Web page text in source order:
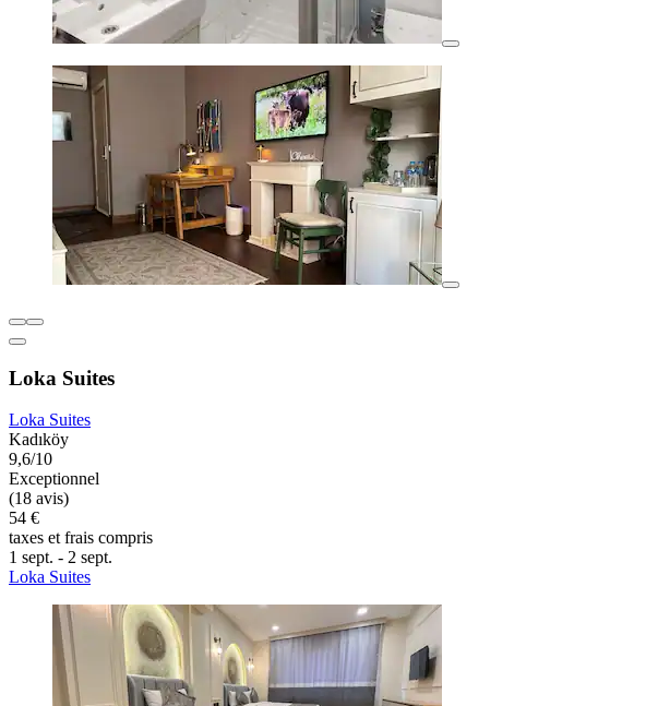
Loka Suites
Loka Suites
Kadıköy
9,6/10
Exceptionnel
(18 avis)
54 €
taxes et frais compris
1 sept. - 2 sept.
Loka Suites